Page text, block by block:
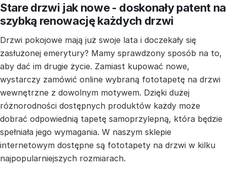
Stare drzwi jak nowe - doskonały patent na
szybką renowację każdych drzwi
Drzwi pokojowe mają już swoje lata i doczekały się
zasłużonej emerytury? Mamy sprawdzony sposób na to,
aby dać im drugie życie. Zamiast kupować nowe,
wystarczy zamówić online wybraną fototapetę na drzwi
wewnętrzne z dowolnym motywem. Dzięki dużej
różnorodności dostępnych produktów każdy może
dobrać odpowiednią tapetę samoprzylepną, która będzie
spełniała jego wymagania. W naszym sklepie
internetowym dostępne są fototapety na drzwi w kilku
najpopularniejszych rozmiarach.